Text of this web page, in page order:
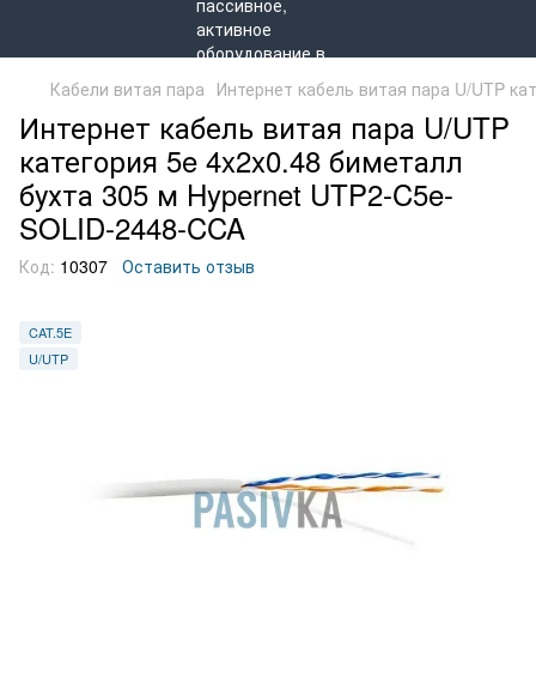
Кабели витая пара Интернет кабель витая пара U/UTP
Интернет кабель витая пара U/UTP
категория 5e 4x2x0.48 биметалл
бухта 305 м Hypernet UTP2-C5e-
SOLID-2448-CCA
Код: 10307 Оставить отзыв
CAT.5E
U/UTP